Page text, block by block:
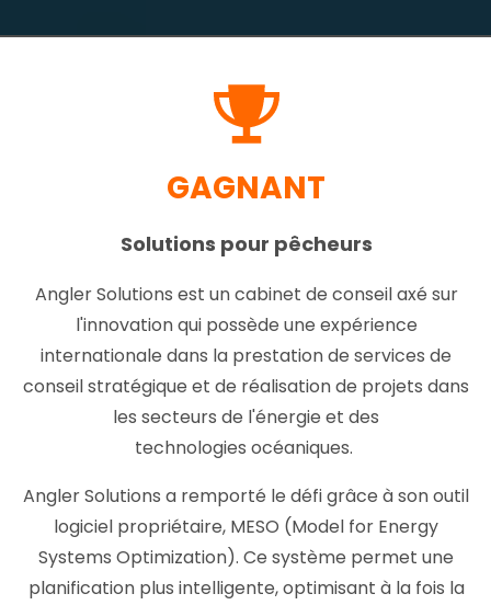
GAGNANT
Solutions pour pêcheurs
Angler Solutions est un cabinet de conseil axé sur
l'innovation qui possède une expérience
internationale dans la prestation de services de
conseil stratégique et de réalisation de projets dans
les secteurs de l'énergie et des
technologies océaniques.
Angler Solutions a remporté le défi grâce à son outil
logiciel propriétaire, MESO (Model for Energy
Systems Optimization). Ce système permet une
planification plus intelligente, optimisant à la fois la